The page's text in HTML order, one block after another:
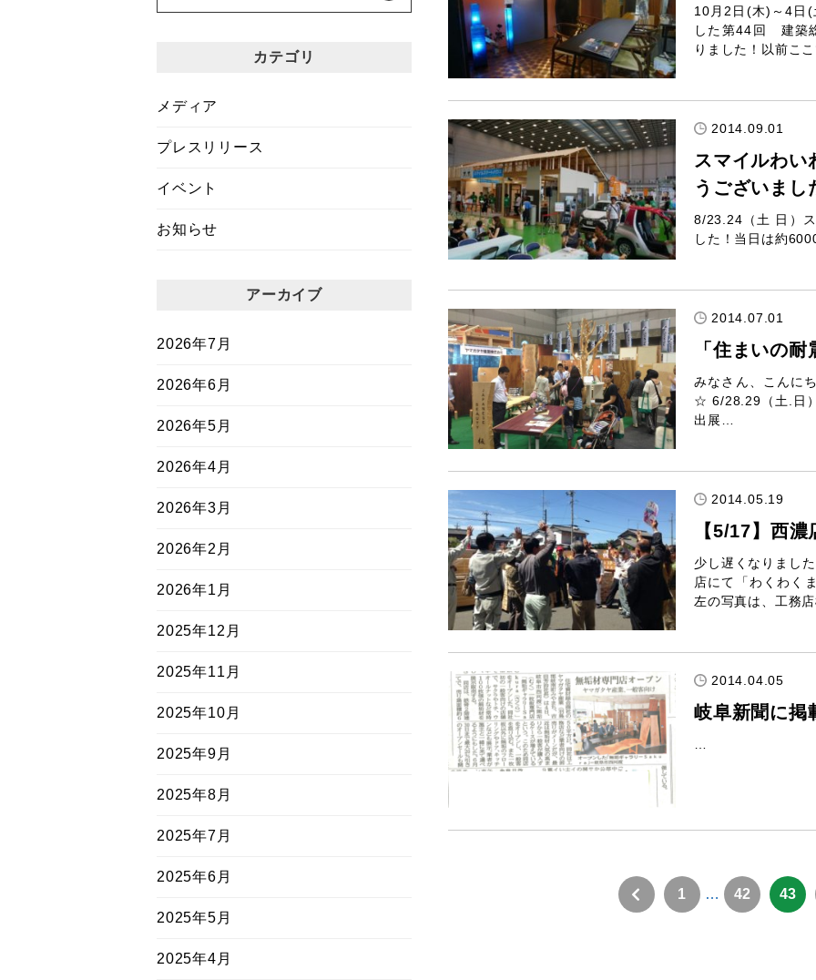
10月2日(木)～4日(
した第44回 建築
りました！以前こ
2014.09.01
スマイルわ
うございまし
8/23.24（土 日）
した！当日は約
2014.07.01
「住まいの
みなさん、こんに
☆ 6/28.29（土.日
出展…
2014.05.19
【5/17】西
少し遅くなりまし
店にて「わくわく
左の写真は、工務
2014.04.05
岐阜新聞に掲
1 … 42 43
カテゴリ
メディア
プレスリリース
イベント
お知らせ
アーカイブ
2026年7月
2026年6月
2026年5月
2026年4月
2026年3月
2026年2月
2026年1月
2025年12月
2025年11月
2025年10月
2025年9月
2025年8月
2025年7月
2025年6月
2025年5月
2025年4月